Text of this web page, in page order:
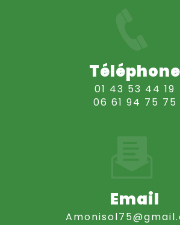
Téléphone
01 43 53 44 19
06 61 94 75 75
Email